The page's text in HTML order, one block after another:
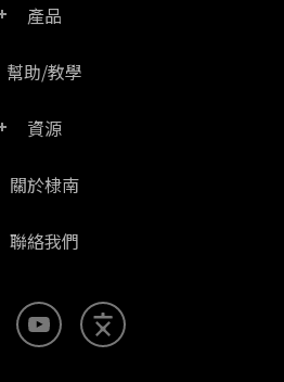
產品
文電通專業版
Reader (行動版)
幫助/教學
常見問題
使用手冊
資源
品/授權比較表
源 (伺服器版適用)
關於棣南
公司介紹
官方部落格
聯絡我們
聯絡銷售